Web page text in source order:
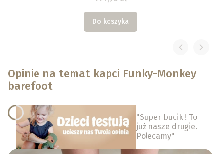
Do koszyka
Opinie na temat kapci Funky-Monkey
barefoot
"Super buciki! To
już nasze drugie.
Polecamy"